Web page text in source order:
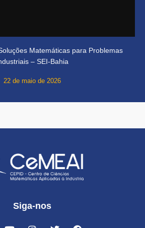
Matemáticas para Problemas
– SEI-Bahia
22 de maio de 2026
Siga-nos